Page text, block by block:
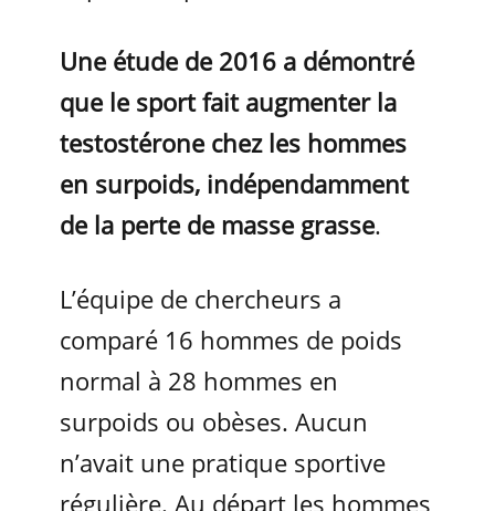
Une étude de 2016 a démontré
que le sport fait augmenter la
testostérone chez les hommes
en surpoids, indépendamment
de la perte de masse grasse.
L’équipe de chercheurs a
comparé 16 hommes de poids
normal à 28 hommes en
surpoids ou obèses. Aucun
n’avait une pratique sportive
régulière. Au départ les hommes